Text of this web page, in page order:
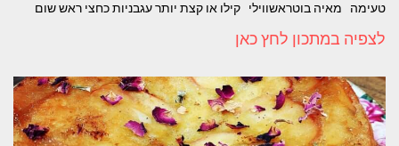
טעימה מאיה בוטראשווילי קילו או קצת יותר עגבניות כחצי ראש שום
לצפיה במתכון לחץ כאן